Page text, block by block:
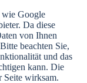
wie Google
Da diese
von Ihnen
beachten Sie,
und das
kann. Die
Seite wirksam.